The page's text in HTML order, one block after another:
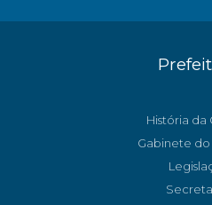
História da
Gabinete